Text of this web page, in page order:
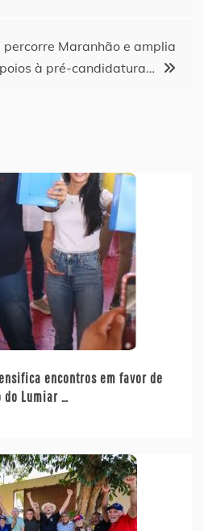
Maranhão e amplia
à pré-candidatura…
encontros em favor de
do Lumiar …